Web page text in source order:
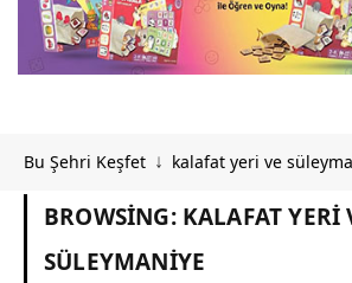
Bu Şehri Keşfet ↓ kalafat yeri ve
BROWSING: KALAFAT YERI
SÜLEYMANIYE